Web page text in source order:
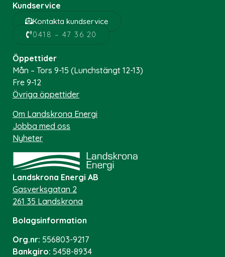
Kundservice
Kontakta kundservice
0418 – 47 36 20
Öppettider
Mån – Tors 9-15 (Lunchstängt 12-13)
Fre 9-12
Övriga öppettider
Om Landskrona Energi
Jobba med oss
Nyheter
Landskrona Energi AB
Gasverksgatan 2
261 35 Landskrona
Bolagsinformation
Org.nr: 556803-9217
Bankgiro: 5458-8934